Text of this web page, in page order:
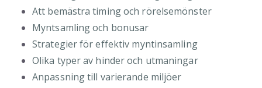
Att bemästra timing och rörelsemönster
Myntsamling och bonusar
Strategier för effektiv myntinsamling
Olika typer av hinder och utmaningar
Anpassning till varierande miljöer